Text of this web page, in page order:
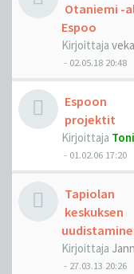
Otaniemi -
Espoo
Kirjoittaja veka
- 02.05.18 20:48
Espoon
projektit
Kirjoittaja Toni
- 01.02.06 17:20
Tapiolan
keskuksen
Kirjoittaja
- 27.03.13 20:26